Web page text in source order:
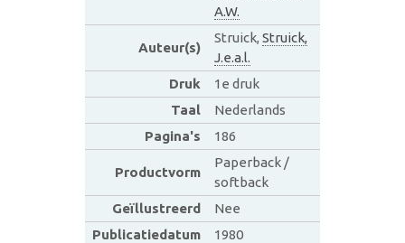
A.W.
Auteur(s)
Struick, Struick,
J.e.a.l.
Druk
1e druk
Taal
Nederlands
Pagina's
186
Productvorm
Paperback /
softback
Geïllustreerd
Nee
Publicatiedatum
1980